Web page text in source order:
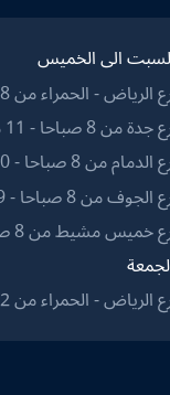
الى الخميس
- الحمراء من 8 صباحا - 11 مساءا
من 8 صباحا - 11 مساءا
من 8 صباحا - 10 مساءا
من 8 صباحا - 9 مساءا
مشيط من 8 صباحا - 10 مساءا
- الحمراء من 2 مساءا - 11 مساءا